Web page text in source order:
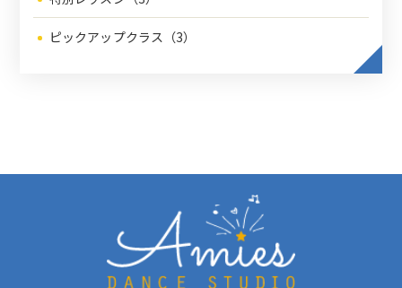
ピックアップクラス（3）